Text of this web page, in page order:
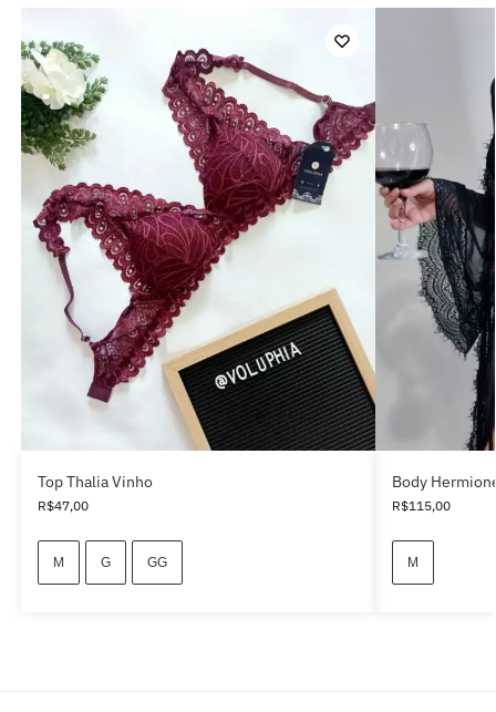
Top Thalia Vinho
R$47,00
M G GG
Body
R$115,00
M